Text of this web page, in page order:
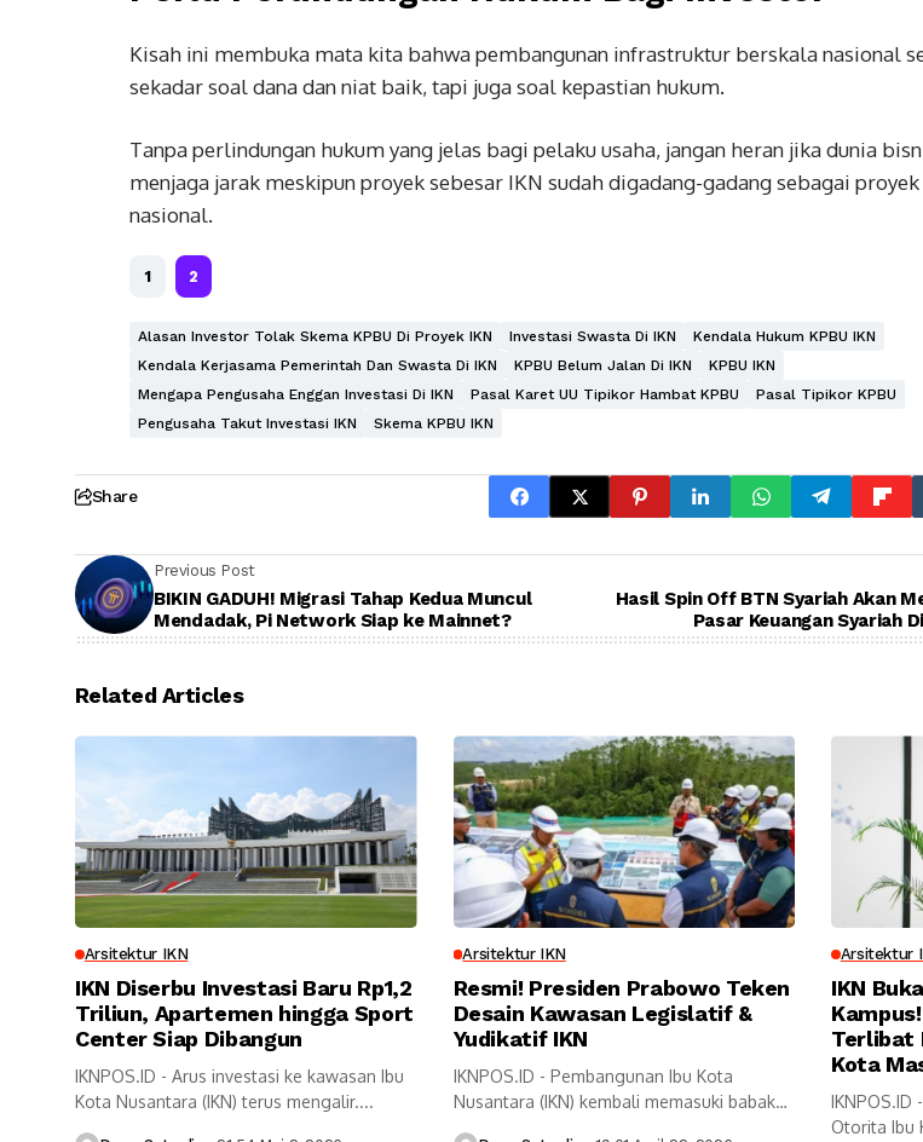
Kisah ini membuka mata kita bahwa pembangunan infrastruktur berskala nasional
sekadar soal dana dan niat baik, tapi juga soal kepastian hukum.
Tanpa perlindungan hukum yang jelas bagi pelaku usaha, jangan heran jika dunia
menjaga jarak meskipun proyek sebesar IKN sudah digadang-gadang sebagai
nasional.
1 2
Alasan Investor Tolak Skema KPBU Di Proyek IKN Investasi Swasta Di IKN
Kendala Hukum KPBU IKN
Kendala Kerjasama Pemerintah Dan Swasta Di IKN
KPBU Belum Jalan Di IKN
KPBU IKN
Mengapa Pengusaha Enggan Investasi Di IKN
Pasal Karet UU Tipikor Hambat KPBU
Pasal Tipikor KPBU
Pengusaha Takut Investasi IKN
Skema KPBU IKN
Share
Previous Post
BIKIN GADUH! Migrasi Tahap Kedua Muncul
Mendadak, Pi Network Siap ke Mainnet?
Hasil Spin Off BTN Syariah Akan
Pasar Keuangan Syariah
Related Articles
Arsitektur IKN
IKN Diserbu Investasi Baru Rp1,2
Triliun, Apartemen hingga Sport
Center Siap Dibangun
IKNPOS.ID - Arus investasi ke kawasan Ibu
Kota Nusantara (IKN) terus mengalir....
Arsitektur IKN
Resmi! Presiden Prabowo Teken
Desain Kawasan Legislatif &
Yudikatif IKN
IKNPOS.ID - Pembangunan Ibu Kota
Nusantara (IKN) kembali memasuki babak
Arsitektur
IKN
Terlibat
Kota
IKNPOS.ID
Otorita Ibu